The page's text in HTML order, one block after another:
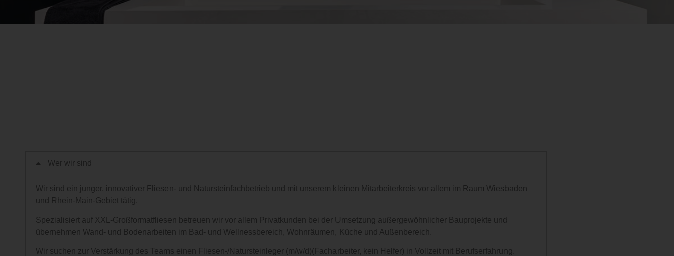
Wer wir sind
Wir sind ein junger, innovativer Fliesen- und Natursteinfachbetrieb und mit unserem kleinen Mitarbeiterkreis vor allem im Raum Wiesbaden
und Rhein-Main-Gebiet tätig.
Spezialisiert auf XXL-Großformatfliesen betreuen wir vor allem Privatkunden bei der Umsetzung außergewöhnlicher Bauprojekte und
übernehmen Wand- und Bodenarbeiten im Bad- und Wellnessbereich, Wohnräumen, Küche und Außenbereich.
Wir suchen zur Verstärkung des Teams einen Fliesen-/Natursteinleger (m/w/d)(Facharbeiter, kein Helfer) in Vollzeit mit Berufserfahrung.